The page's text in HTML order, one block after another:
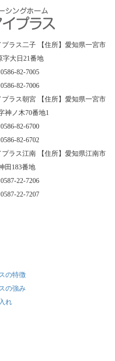
プラス二子 【住所】愛知県一宮市
字大日21番地
82-7005
82-7006
プラス朝宮 【住所】愛知県一宮市
神ノ木70番地1
82-6700
82-6702
プラス江南 【住所】愛知県江南市
田183番地
22-7206
22-7207
の特徴
の強み
れ